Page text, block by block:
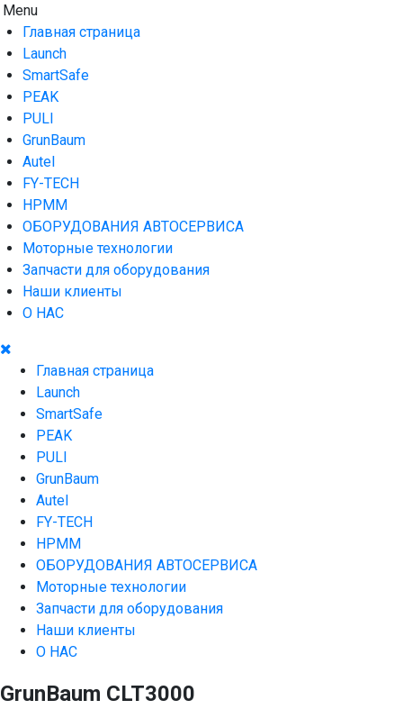
Skip
to
content
AUTO HOUSE
Технологии автосервиса — официальный дистрибьютор
Launch в Армении,Launch Armenia
Menu
Главная страница
Launch
SmartSafe
PEAK
PULI
GrunBaum
Autel
FY-TECH
HPMM
ОБОРУДОВАНИЯ АВТОСЕРВИСА
Моторные технологии
Запчасти для оборудования
Наши клиенты
О НАС
Главная страница
Launch
SmartSafe
PEAK
PULI
GrunBaum
Autel
FY-TECH
HPMM
ОБОРУДОВАНИЯ АВТОСЕРВИСА
Моторные технологии
Запчасти для оборудования
Наши клиенты
О НАС
GrunBaum CLT3000